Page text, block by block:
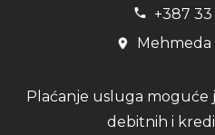
+387
Mehmeda
Plaćanje usluga
debitnih i